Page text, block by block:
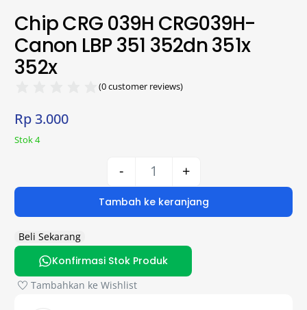
Chip CRG 039H CRG039H-
Canon LBP 351 352dn 351x
352x
(0customer reviews)
Rp3.000
Stok 4
- +
Tambah ke keranjang
Beli Sekarang
Konfirmasi Stok Produk
Tambahkan ke Wishlist